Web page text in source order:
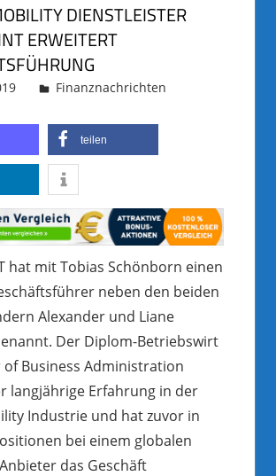
DIENSTLEISTER
ERWEITERT
adminus
Finanznachrichten
teilen
hat mit Tobias Schönborn einen
neben den beiden
Alexander und Liane
Der Diplom-Betriebswirt
Business Administration
langjährige Erfahrung in der
Industrie und hat zuvor in
bei einem globalen
das Geschäft